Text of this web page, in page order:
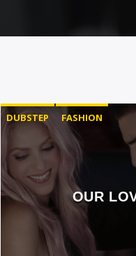
DUBSTEP FASHION
OUR